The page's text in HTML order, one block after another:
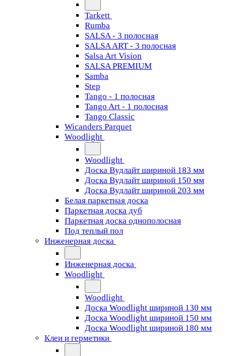
Tarkett
Rumba
SALSA - 3 полосная
SALSA ART - 3 полосная
Salsa Art Vision
SALSA PREMIUM
Samba
Step
Tango - 1 полосная
Tango Art - 1 полосная
Tango Classiс
Wicanders Parquet
Woodlight
Woodlight
Доска Вудлайт шириной 183 мм
Доска Вудлайт шириной 150 мм
Доска Вудлайт шириной 203 мм
Белая паркетная доска
Паркетная доска дуб
Паркетная доска однополосная
Под теплый пол
Инженерная доска
Инженерная доска
Woodlight
Woodlight
Доска Woodlight шириной 130 мм
Доска Woodlight шириной 150 мм
Доска Woodlight шириной 180 мм
Клеи и герметики